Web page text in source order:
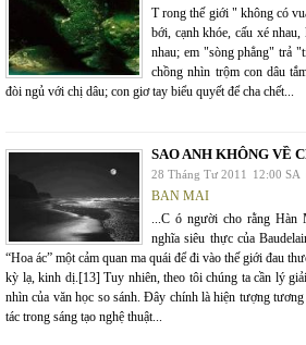
T rong thế giới " không có
bới, cạnh khóe, cấu xé
nhau; em "sòng phẳng" trả
chồng nhìn trộm con dâu
đòi ngủ với chị dâu; con giơ tay biểu quyết để cha chết...
SAO ANH KHÔNG VỀ
28 Tháng Tư 2011 12:00 SA
BAN MAI
...C ó người cho rằng Hàn
nghĩa siêu thực của
“Hoa ác” một cảm quan ma quái để đi vào thế giới đau
kỳ lạ, kinh dị.[13] Tuy nhiên, theo tôi chúng ta cần lý
nhìn của văn học so sánh. Đây chính là hiện tượng
tác trong sáng tạo nghệ thuật...